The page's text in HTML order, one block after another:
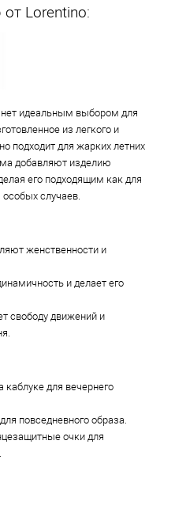
Lorentino:
идеальным выбором для
из легкого и
подходит для жарких летних
добавляют изделию
его подходящим как для
особых случаев.
женственности и
и делает его
свободу движений и
для вечернего
повседневного образа.
очки для